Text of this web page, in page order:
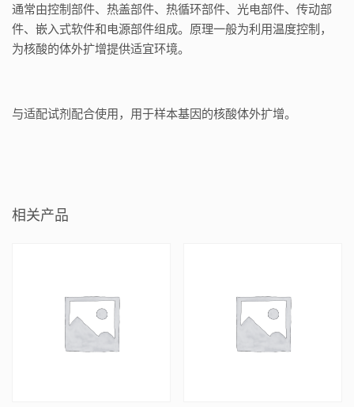
通常由控制部件、热盖部件、热循环部件、光电部件、传动部
件、嵌入式软件和电源部件组成。原理一般为利用温度控制，
为核酸的体外扩增提供适宜环境。
与适配试剂配合使用，用于样本基因的核酸体外扩增。
相关产品